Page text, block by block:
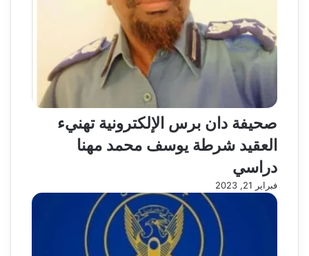
صحيفة دان برس الإلكترونية تهنيء
العقيد شرطة يوسف محمد مهنا
دراسي
فبراير 21, 2023